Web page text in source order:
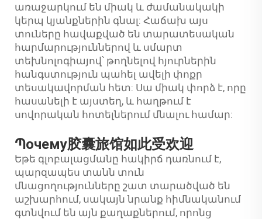
առաջարկում են միակ և ժամանակակի
կերպ կյանքներին գնալ: Հաճախ այս
տուները հավաքված են տարատեսական
հարմարություններով և սմարտ
տեխնոլոգիայով՝ թողնելով հյուրներին
հանգստություն պահել ավելի փոքր
տեսակավորման հետ: Սա միակ փորձ է, որը
հասանելի է այստեղ, և հաղթում է
սովորական հոտելներում մնալու համար:
Պочему胶囊旅馆如此受欢迎
Եթե գլոբալացմանը հակիրճ դառնում է,
պարզապես տանն տուն
մնացողությունները շատ տարածված են
աշխարհում, սակայն նրանք հիմնականում
գտնվում են այն քաղաքներում, որոնց